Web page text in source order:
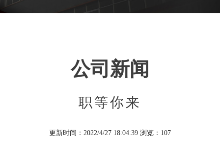
公司新闻
职等你来
更新时间：2022/4/27 18:04:39 浏览： 107